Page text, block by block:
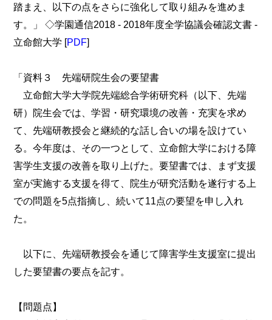
踏まえ、以下の点をさらに強化して取り組みを進めま
す。」 ◇学園通信2018 - 2018年度全学協議会確認文書 -
立命館大学 [PDF]
「資料３ 先端研院生会の要望書
立命館大学大学院先端総合学術研究科（以下、先端
研）院生会では、学習・研究環境の改善・充実を求め
て、先端研教授会と継続的な話し合いの場を設けてい
る。今年度は、その一つとして、立命館大学における障
害学生支援の改善を取り上げた。要望書では、まず支援
室が実施する支援を得て、院生が研究活動を遂行する上
での問題を5点指摘し、続いて11点の要望を申し入れ
た。
以下に、先端研教授会を通じて障害学生支援室に提出
した要望書の要点を記す。
【問題点】